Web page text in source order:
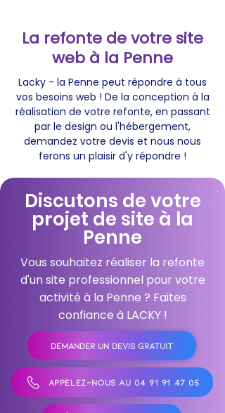
La refonte de votre site
web à la Penne
Lacky - la Penne peut répondre à tous
vos besoins web ! De la conception à la
réalisation de votre refonte, en passant
par le design ou l'hébergement,
demandez votre devis et nous nous
ferons un plaisir d'y répondre !
Discutons de votre
projet de site à la
Penne
Vous souhaitez réaliser la refonte
d'un site professionnel pour votre
activité à la Penne ? Faites
confiance à LACKY !
DEMANDER UN DEVIS GRATUIT
APPELEZ-NOUS AU 04 91 91 47 05